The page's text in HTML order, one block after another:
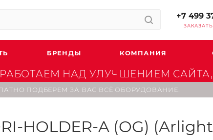
+7 499
БРЕНДЫ КОМПАНИЯ
НАД УЛУЧШЕНИЕМ
ПОДБЕРЕМ ЗА ВАС ВСЁ ОБОРУДОВАНИЕ.
HOLDER-A (OG)